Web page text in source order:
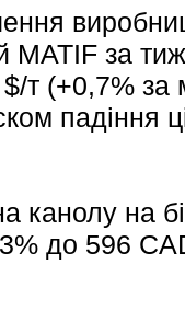
MATIF за
т (+0,7% за
падіння
канолу на
до 596